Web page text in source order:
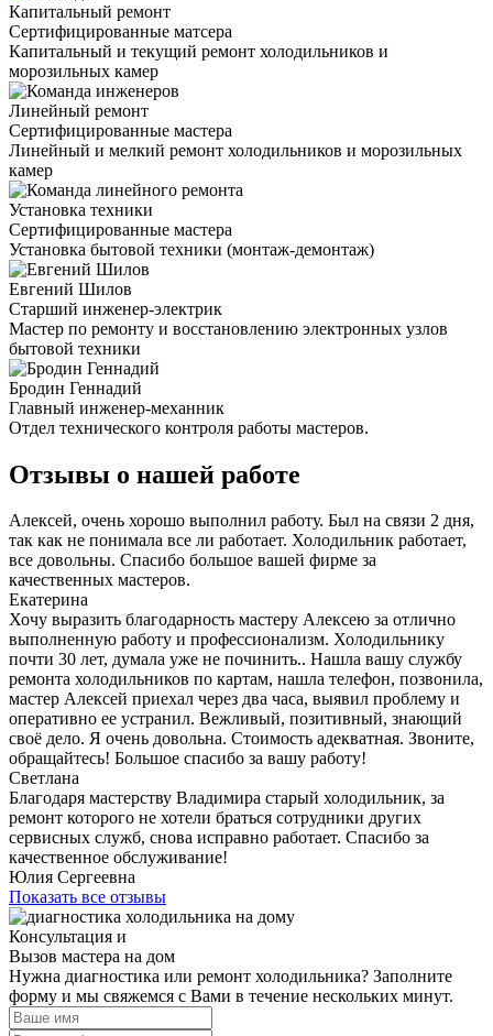
Капитальный ремонт
Сертифицированные матсера
Капитальный и текущий ремонт холодильников и
морозильных камер
Линейный ремонт
Сертифицированные мастера
Линейный и мелкий ремонт холодильников и морозильных
камер
Установка техники
Сертифицированные мастера
Установка бытовой техники (монтаж-демонтаж)
Евгений Шилов
Старший инженер-электрик
Мастер по ремонту и восстановлению электронных узлов
бытовой техники
Бродин Геннадий
Главный инженер-механник
Отдел технического контроля работы мастеров.
Отзывы о нашей работе
Алексей, очень хорошо выполнил работу. Был на связи 2 дня,
так как не понимала все ли работает. Холодильник работает,
все довольны. Спасибо большое вашей фирме за
качественных мастеров.
Екатерина
Хочу выразить благодарность мастеру Алексею за отлично
выполненную работу и профессионализм. Холодильнику
почти 30 лет, думала уже не починить.. Нашла вашу службу
ремонта холодильников по картам, нашла телефон, позвонила,
мастер Алексей приехал через два часа, выявил проблему и
оперативно ее устранил. Вежливый, позитивный, знающий
своё дело. Я очень довольна. Стоимость адекватная. Звоните,
обращайтесь! Большое спасибо за вашу работу!
Светлана
Благодаря мастерству Владимира старый холодильник, за
ремонт которого не хотели браться сотрудники других
сервисных служб, снова исправно работает. Спасибо за
качественное обслуживание!
Юлия Сергеевна
Показать все отзывы
Консультация и
Вызов мастера на дом
Нужна диагностика или ремонт холодильника? Заполните
форму и мы свяжемся с Вами в течение нескольких минут.